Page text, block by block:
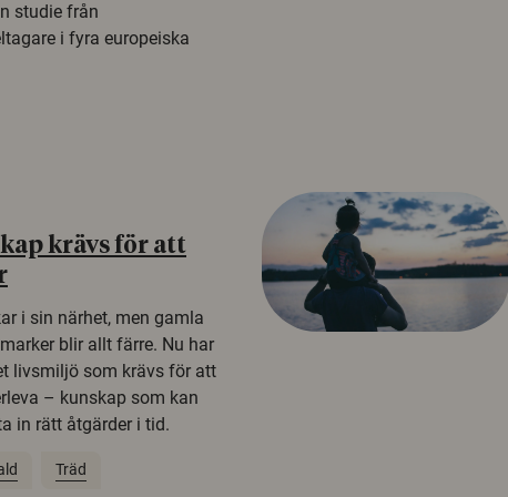
studie från
i fyra europeiska
krävs för att
i sin närhet, men gamla
blir allt färre. Nu har
livsmiljö som krävs för att
– kunskap som kan
in rätt åtgärder i tid.
Träd